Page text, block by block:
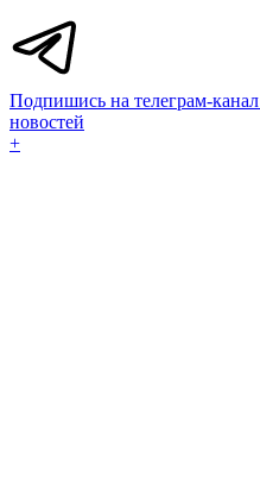
Подпишись на телеграм-
новостей
+